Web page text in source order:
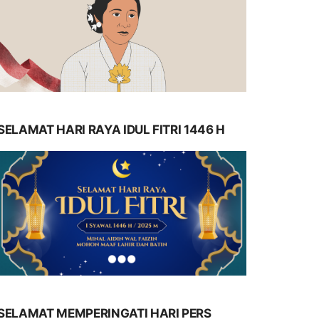
HARI RAYA IDUL FITRI 1446 H
MEMPERINGATI HARI PERS